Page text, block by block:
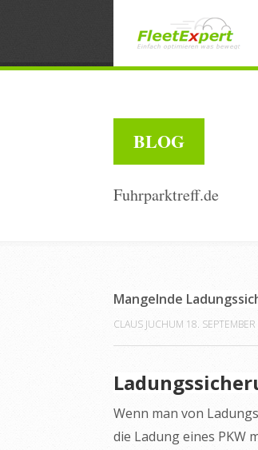
BLOG
Fuhrparktreff.de
Mangelnde
CLAUS JUCHUM 18.
Wenn man von
die Ladung eines PKW